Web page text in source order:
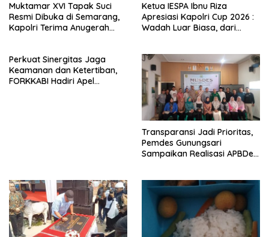
Muktamar XVI Tapak Suci
Resmi Dibuka di Semarang,
Kapolri Terima Anugerah
Ketua IESPA Ibnu Riza
Apresiasi Kapolri Cup 2026 :
Wadah Luar Biasa, dari
Perkuat Sinergitas Jaga
Keamanan dan Ketertiban,
FORKKABI Hadiri Apel
Transparansi Jadi Prioritas,
Pemdes Gunungsari
Sampaikan Realisasi APBDes